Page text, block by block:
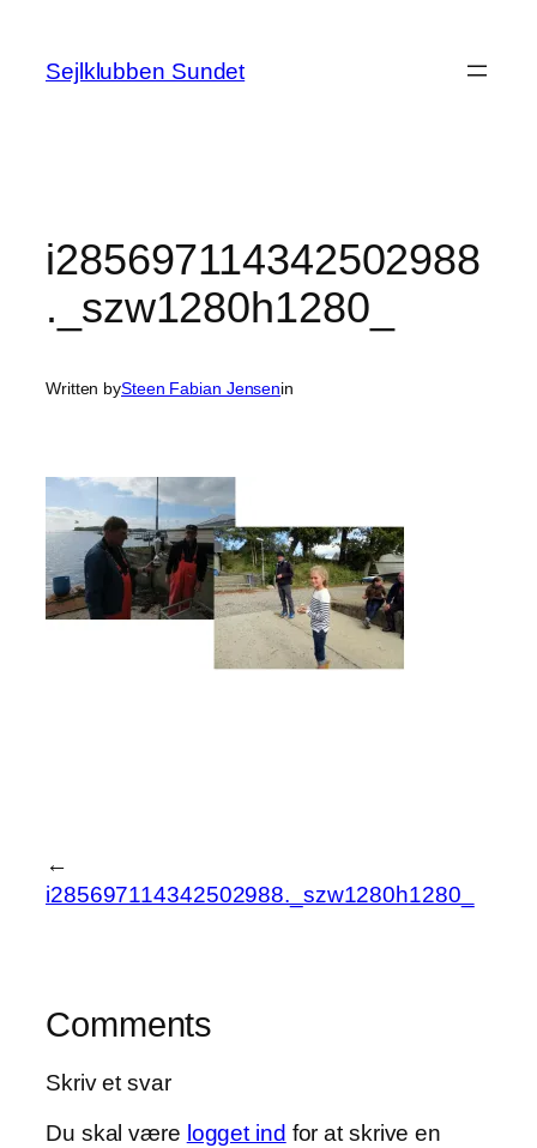
indhold
Sejlklubben Sundet
i285697114342502988
._szw1280h1280_
Written bySteen Fabian Jensenin
←
i285697114342502988._szw1280h1280_
Comments
Skriv et svar
Du skal være logget ind for at skrive en